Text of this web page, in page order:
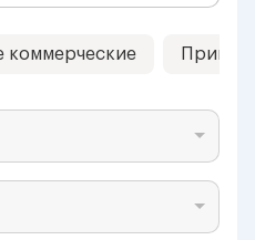
коммерческие